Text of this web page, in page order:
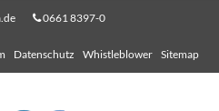
0661 8397-0
Datenschutz Whistleblower Sitemap